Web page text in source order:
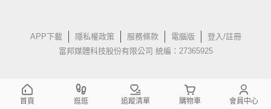
APP下載 隱私權政策 服務條款 電腦版
登入/註冊
富邦媒體科技股份有限公司 統編：27365925
首頁 逛逛 追蹤清單 購物車 會員中心